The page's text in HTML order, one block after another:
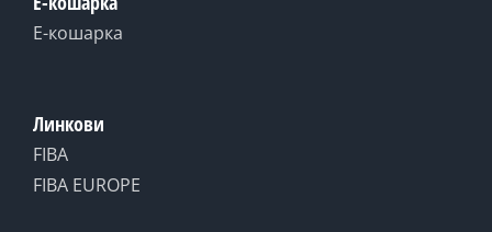
Е-кошарка
Линкови
FIBA
FIBA EUROPE